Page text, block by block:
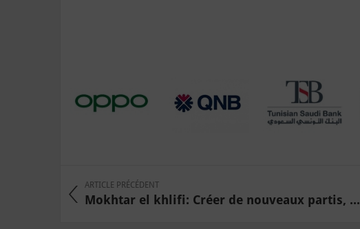
ARTICLE PRÉCÉDENT
Mokhtar el khlifi: Créer de nouveaux partis, ...